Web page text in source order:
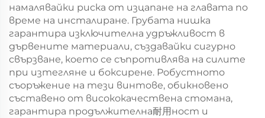
намалявайки риска от изцапане на главата по
време на инсталиране. Грубата нишка
гарантира изключителна удръжливост в
дървените материали, създавайки сигурно
свързване, което се съпротивлява на силите
при изтегляне и боксирене. Робустното
съоръжение на тези винтове, обикновено
съставено от висококачествена стомана,
гарантира продължителна耐用ност и